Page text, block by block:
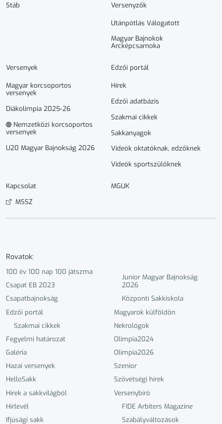
Stáb Versenyzők
Utánpótlás Válogatott
Magyar Bajnokok
Arcképcsarnoka
Versenyek
Magyar korcsoportos
versenyek
Diákolimpia 2025-26
Nemzetközi korcsoportos
versenyek
U20 Magyar Bajnokság 2026
Edzői portál
Hírek
Edzői adatbázis
Szakmai cikkek
Sakkanyagok
Videók oktatóknak, edzőknek
Videók sportszülőknek
Kapcsolat
MGUK
MSSZ
Rovatok:
100 év 100 nap 100 játszma
Csapat EB 2023
Csapatbajnokság
Edzői portál
Szakmai cikkek
Fegyelmi határozat
Galéria
Hazai versenyek
HelloSakk
Hírek a sakkvilágból
Hírlevél
Ifjúsági sakk
Junior Magyar Bajnokság
2026
Központi Sakkiskola
Magyarok külföldön
Nekrológok
Olimpia2024
Olimpia2026
Szenior
Szövetségi hírek
Versenybíró
FIDE Arbiters Magazine
Szabályváltozások